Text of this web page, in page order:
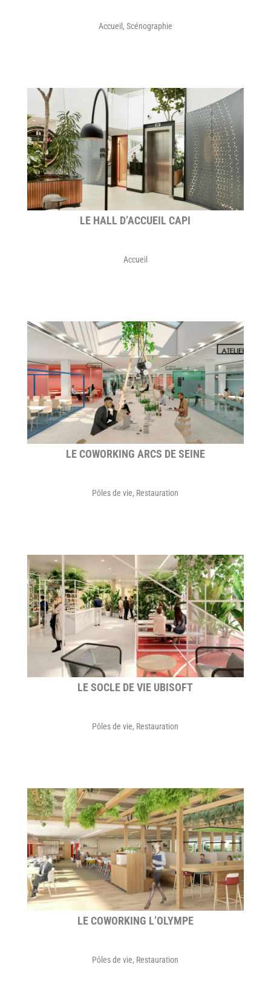
Accueil , Scénographie
LE HALL D’ACCUEIL CAPI
Accueil
LE COWORKING ARCS DE SEINE
Pôles de vie, Restauration
LE SOCLE DE VIE UBISOFT
Pôles de vie, Restauration
LE COWORKING L’OLYMPE
Pôles de vie, Restauration